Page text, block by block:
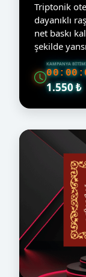
Triptonik
dayanıklı
net baskı
şekilde
KAMPANYA
1.550 ₺